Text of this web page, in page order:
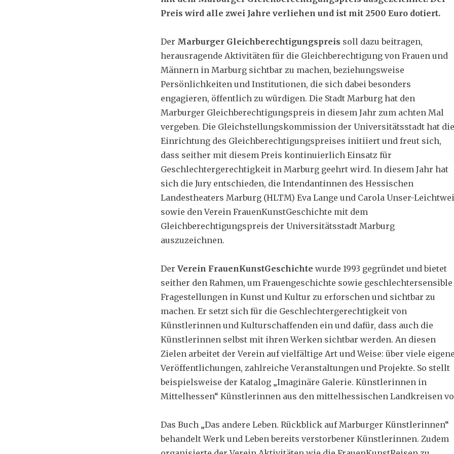
Preis wird alle zwei Jahre verliehen und ist mit 2500 Euro dotiert.
Der Marburger Gleichberechtigungspreis soll dazu beitragen,
herausragende Aktivitäten für die Gleichberechtigung von Frauen und
Männern in Marburg sichtbar zu machen, beziehungsweise
Persönlichkeiten und Institutionen, die sich dabei besonders
engagieren, öffentlich zu würdigen. Die Stadt Marburg hat den
Marburger Gleichberechtigungspreis in diesem Jahr zum achten Mal
vergeben. Die Gleichstellungskommission der Universitätsstadt hat die
Einrichtung des Gleichberechtigungspreises initiiert und freut sich,
dass seither mit diesem Preis kontinuierlich Einsatz für
Geschlechtergerechtigkeit in Marburg geehrt wird. In diesem Jahr hat
sich die Jury entschieden, die Intendantinnen des Hessischen
Landestheaters Marburg (HLTM) Eva Lange und Carola Unser-
sowie den Verein FrauenKunstGeschichte mit dem
Gleichberechtigungspreis der Universitätsstadt Marburg
auszuzeichnen.
Der Verein FrauenKunstGeschichte wurde 1993 gegründet und bietet
seither den Rahmen, um Frauengeschichte sowie geschlechtersensible
Fragestellungen in Kunst und Kultur zu erforschen und sichtbar zu
machen. Er setzt sich für die Geschlechtergerechtigkeit von
Künstlerinnen und Kulturschaffenden ein und dafür, dass auch die
Künstlerinnen selbst mit ihren Werken sichtbar werden. An diesen
Zielen arbeitet der Verein auf vielfältige Art und Weise: über viele
Veröffentlichungen, zahlreiche Veranstaltungen und Projekte. So stellt
beispielsweise der Katalog „Imaginäre Galerie. Künstlerinnen in
Mittelhessen“ Künstlerinnen aus den mittelhessischen Landkreisen
Das Buch „Das andere Leben. Rückblick auf Marburger Künstlerinnen“
behandelt Werk und Leben bereits verstorbener Künstlerinnen. Zudem